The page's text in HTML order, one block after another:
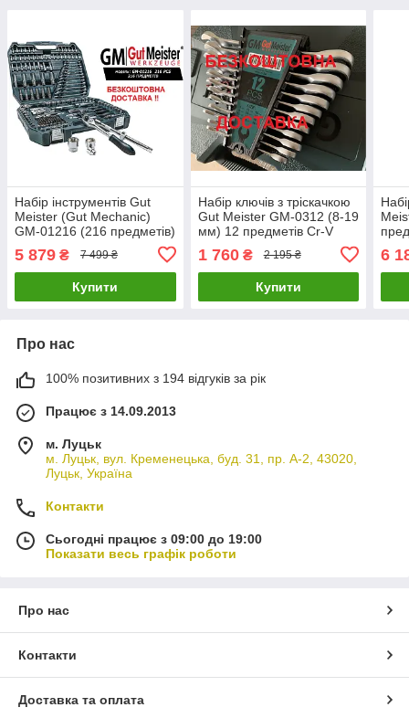
Набір інструментів Gut
Meister (Gut Mechanic)
GM-01216 (216 предметів)
Premium: ключі, головки, 3
тріскачки
5 879 ₴ 7 499 ₴
Купити
Набір ключів з тріскачкою
Gut Meister GM-0312 (8-19
мм) 12 предметів Cr-V
1 760₴ 2 195 ₴
Купити
6
Про нас
100% позитивних з 194 відгуків за рік
Працює з 14.09.2013
м. Луцьк
м. Луцьк, вул. Кременецька, буд. 31, пр. А-2, 43020,
Луцьк, Україна
Контакти
Сьогодні працює з 09:00 до 19:00
Показати весь графік роботи
Про нас
Контакти
Доставка та оплата